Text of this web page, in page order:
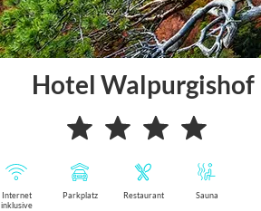
Hotel Walpurgishof
Internet
inklusive
Parkplatz Restaurant Sauna